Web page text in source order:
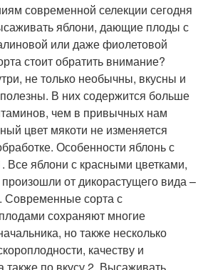
современной селекции сегодня
яблони, дающие плоды с
или даже фиолетовой
стоит обратить внимание?
не только необычны, вкусны и
В них содержится больше
чем в привычных нам
цвет мякоти не изменяется
Особенности яблонь с
Все яблони с красными цветками,
от дикорастущего вида –
Современные сорта с
сохраняют многие
но также несколько
качеству и